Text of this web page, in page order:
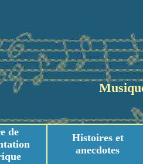
de
Histoires et
anecdotes